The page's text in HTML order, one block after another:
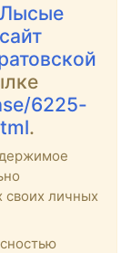
6225-
.
своих личных